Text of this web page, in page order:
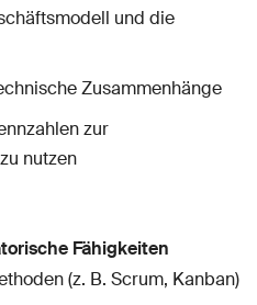
und die
Zusammenhänge
zur
nutzen
Fähigkeiten
(z. B. Scrum, Kanban)